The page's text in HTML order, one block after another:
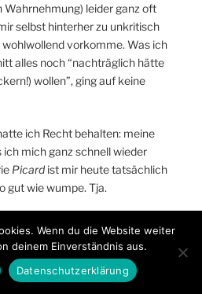
Wahrnehmung) leider ganz oft
selbst hinterher zu unkritisch
vorkomme. Was ich
alles noch “nachträglich hätte
wollen”, ging auf keine
ich Recht behalten: meine
ich mich ganz schnell wieder
Picardist mir heute tatsächlich
gut wie wumpe. Tja.
Wenn du die Website weiter
deinem Einverständnis aus.
Datenschutzerklärung